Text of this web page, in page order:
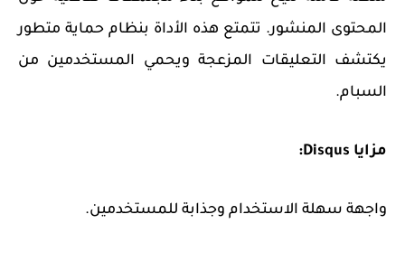
المحتوى المنشور. تتمتع هذه الأداة بنظام حماية متطور
يكتشف التعليقات المزعجة ويحمي المستخدمين من
السبام.
مزايا Disqus:
واجهة سهلة الاستخدام وجذابة للمستخدمين.